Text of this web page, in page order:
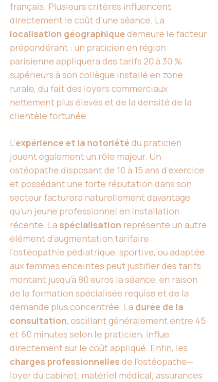
français. Plusieurs critères influencent
directement le coût d’une séance. La
localisation géographique demeure le facteur
prépondérant : un praticien en région
parisienne appliquera des tarifs 20 à 30 %
supérieurs à son collègue installé en zone
rurale, du fait des loyers commerciaux
nettement plus élevés et de la densité de la
clientèle fortunée.
L’expérience et la notoriété du praticien
jouent également un rôle majeur. Un
ostéopathe disposant de 10 à 15 ans d’exercice
et possédant une forte réputation dans son
secteur facturera naturellement davantage
qu’un jeune professionnel en installation
récente. La spécialisation représente un autre
élément d’augmentation tarifaire :
l’ostéopathie pédiatrique, sportive, ou adaptée
aux femmes enceintes peut justifier des tarifs
montant jusqu’à 80 euros la séance, en raison
de la formation spécialisée requise et de la
demande plus concentrée. La durée de la
consultation, oscillant généralement entre 45
et 60 minutes selon le praticien, influe
directement sur le coût appliqué. Enfin, les
charges professionnelles de l’ostéopathe—
loyer du cabinet, matériel médical, assurances